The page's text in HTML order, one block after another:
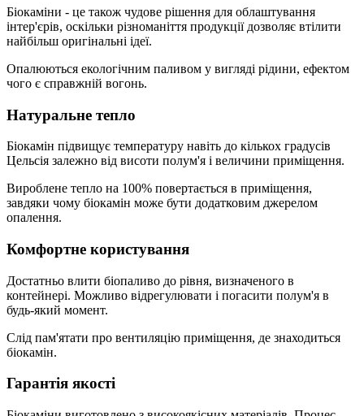
Біокаміни - це також чудове рішення для облаштування
інтер'єрів, оскільки різноманіття продукції дозволяє втілити
найбільш оригінальні ідеї.
Опалюються екологічним паливом у вигляді рідини, ефектом
чого є справжній вогонь.
Натуральне тепло
Біокамін підвищує температуру навіть до кількох градусів
Цельсія залежно від висоти полум'я і величини приміщення.
Вироблене тепло на 100% повертається в приміщення,
завдяки чому біокамін може бути додатковим джерелом
опалення.
Комфортне користування
Достатньо влити біопаливо до рівня, визначеного в
контейнері. Можливо відрегулювати і погасити полум'я в
будь-який момент.
Слід пам'ятати про вентиляцію приміщення, де знаходиться
біокамін.
Гарантія якості